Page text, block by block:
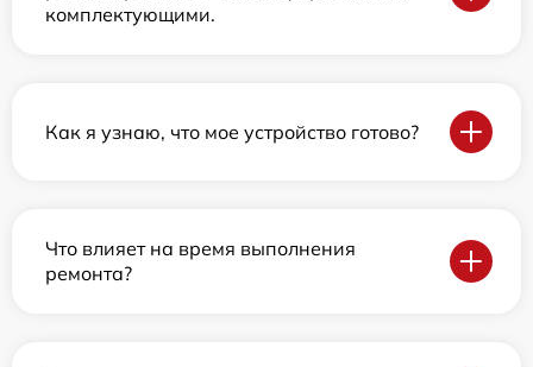
комплектующими.
Как я узнаю, что мое устройство готово?
Что влияет на время выполнения
ремонта?